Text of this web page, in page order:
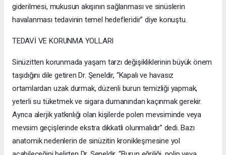
giderilmesi, mukusun akışının sağlanması ve sinüslerin
havalanması tedavinin temel hedefleridir” diye konuştu.
TEDAVİ VE KORUNMA YOLLARI
Sinüzitten korunmada yaşam tarzı değişikliklerinin büyük önem
taşıdığını dile getiren Dr. Şeneldir, “Kapalı ve havasız
ortamlardan uzak durmak, düzenli burun temizliği yapmak,
yeterli su tüketmek ve sigara dumanından kaçınmak gerekir.
Ayrıca alerjik yatkınlığı olan kişilerde polen mevsiminde veya
mevsim geçişlerinde ekstra dikkatli olunmalıdır” dedi. Bazı
anatomik nedenlerin de sinüzitin kronikleşmesine yol